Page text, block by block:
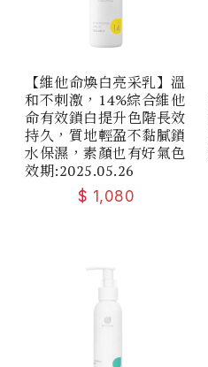
【維他命煥白亮采乳】溫
和不刺激，14%綜合維他
命有效鎖白提升色階長效
持久，質地輕盈不黏膩鎖
水保濕，素顏也有好氣色
效期:2025.05.26
$ 1,080